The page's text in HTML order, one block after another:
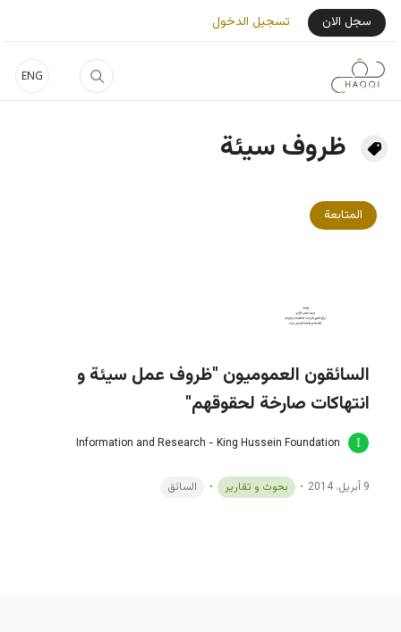
تجاوز إلى المحتوى الرئيسي
ENG
User Login Menu
سجل الان تسجيل الدخول
ظروف سيئة
المتابعة
السائقون العموميون "ظروف عمل سيئة و
انتهاكات صارخة لحقوقهم"
Information and Research - King Hussein Foundation
9 أبريل، 2014 بحوث و تقارير السائق